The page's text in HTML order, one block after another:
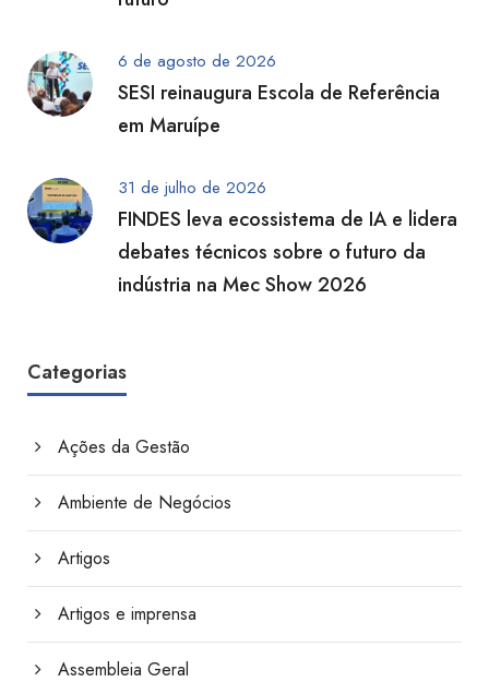
6 de agosto de 2026
SESI reinaugura Escola de Referência
em Maruípe
31 de julho de 2026
FINDES leva ecossistema de IA e lidera
debates técnicos sobre o futuro da
indústria na Mec Show 2026
Categorias
Ações da Gestão
Ambiente de Negócios
Artigos
Artigos e imprensa
Assembleia Geral